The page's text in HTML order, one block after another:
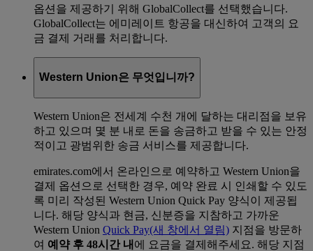
옵션을 제공하기 위해 GlobalCollect를 선택했습니다.
GlobalCollect는 에미레이트 항공을 대신하여 고객의 요
금 결제 거래를 처리합니다.
Western Union은 무엇입니까?
Western Union은 전세계 수천 개에 달하는 대리점을 보유
하고 있으며 몇 분 내로 돈을 송금하고 받을 수 있는 안정
적이고 광범위한 송금 서비스를 제공합니다.
emirates.com에서 온라인으로 예약하고 Western Union을
결제 옵션으로 선택한 경우, 예약 완료 시 인쇄할 수 있도
록 미리 작성된 Western Union Quick Pay 양식이 제공됩
니다. 해당 양식과 현금, 신분증을 지참하고 가까운
Western Union Quick Pay(새 창에서 열림) 지점을 방문하
여 예약 후 48시간 내 에 요금을 결제해주세요. 해당 지점